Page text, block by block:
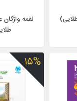
لقمه
۱۵%